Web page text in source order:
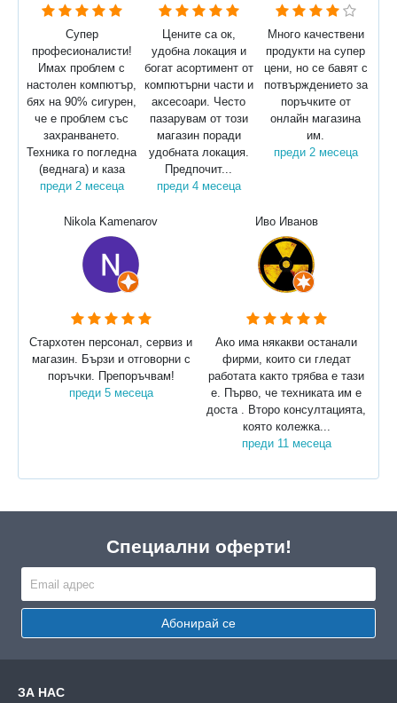
Супер
професионалисти!
Имах проблем с
настолен компютър,
бях на 90% сигурен,
че е проблем със
захранването.
Техника го погледна
(веднага) и каза
преди 2 месеца
Цените са ок,
удобна локация и
богат асортимент от
компютърни части и
аксесоари. Често
пазарувам от този
магазин поради
удобната локация.
Предпочит...
преди 4 месеца
Много качествени
продукти на супер
цени, но се бавят с
потвърждението за
поръчките от
онлайн магазина
им.
преди 2 месеца
Nikola Kamenarov
Стархотен персонал, сервиз и
магазин. Бързи и отговорни с
поръчки. Препоръчвам!
преди 5 месеца
Иво Иванов
Ако има някакви останали
фирми, които си гледат
работата както трябва е тази
е. Първо, че техниката им е
доста . Второ консултацията,
която колежка...
преди 11 месеца
Специални оферти!
Абонирай се
ЗА НАС